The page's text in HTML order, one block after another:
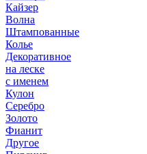
Кайзер
Волна
Штампованные
Колье
Декоративное
на леске
с именем
Кулон
Серебро
Золото
Фианит
Другое